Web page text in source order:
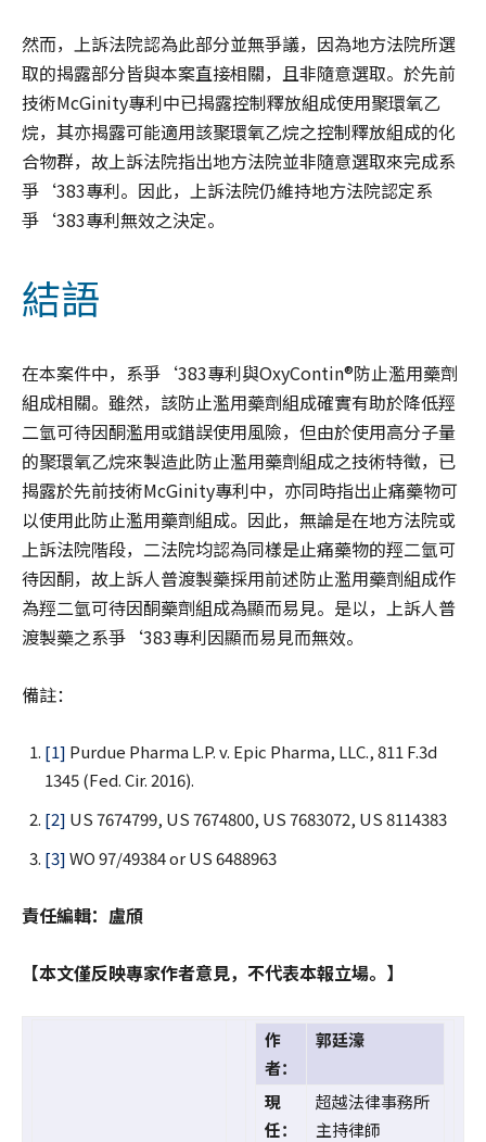
然而，上訴法院認為此部分並無爭議，因為地方法院所選
取的揭露部分皆與本案直接相關，且非隨意選取。於先前
技術McGinity專利中已揭露控制釋放組成使用聚環氧乙
烷，其亦揭露可能適用該聚環氧乙烷之控制釋放組成的化
合物群，故上訴法院指出地方法院並非隨意選取來完成系
爭‘383專利。因此，上訴法院仍維持地方法院認定系
爭‘383專利無效之決定。
結語
在本案件中，系爭‘383專利與OxyContin®防止濫用藥劑
組成相關。雖然，該防止濫用藥劑組成確實有助於降低羥
二氫可待因酮濫用或錯誤使用風險，但由於使用高分子量
的聚環氧乙烷來製造此防止濫用藥劑組成之技術特徵，已
揭露於先前技術McGinity專利中，亦同時指出止痛藥物可
以使用此防止濫用藥劑組成。因此，無論是在地方法院或
上訴法院階段，二法院均認為同樣是止痛藥物的羥二氫可
待因酮，故上訴人普渡製藥採用前述防止濫用藥劑組成作
為羥二氫可待因酮藥劑組成為顯而易見。是以，上訴人普
渡製藥之系爭‘383專利因顯而易見而無效。
備註：
[1] Purdue Pharma L.P. v. Epic Pharma, LLC., 811 F.3d
1345 (Fed. Cir. 2016).
[2] US 7674799, US 7674800, US 7683072, US 8114383
[3]WO 97/49384 or US 6488963
責任編輯：盧頎
【本文僅反映專家作者意見，不代表本報立場。】
作
者：
郭廷濠
現
任：
超越法律事務所
主持律師